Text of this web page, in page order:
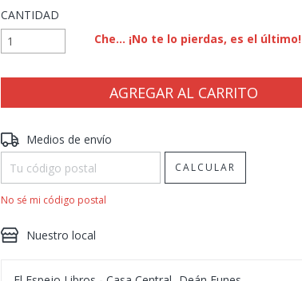
CANTIDAD
Che... ¡No te lo pierdas, es el último!
Entregas para el CP:
Medios de envío
CALCULAR
No sé mi código postal
Nuestro local